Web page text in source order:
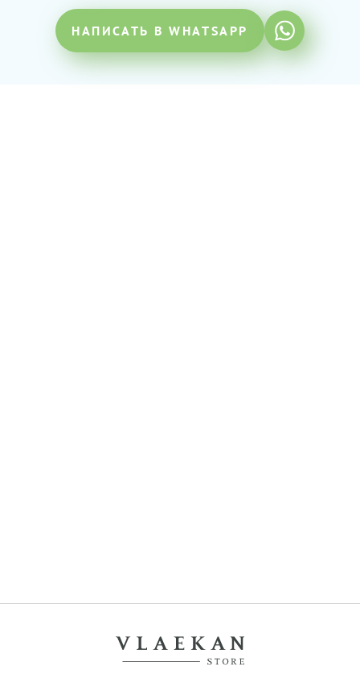
НАПИСАТЬ В WHATSAPP